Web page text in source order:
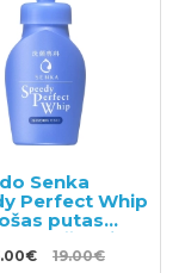
Senka
Perfect Whip
putas
ar
150ml
19.00€